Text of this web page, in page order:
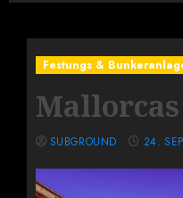
Festungs &
Mallorcas
SUBGROUND 24.